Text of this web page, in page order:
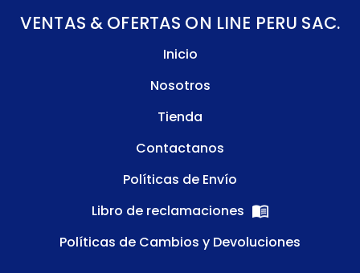
VENTAS & OFERTAS ON LINE PERU SAC.
Inicio
Nosotros
Tienda
Contactanos
Políticas de Envío
Libro de reclamaciones
Políticas de Cambios y Devoluciones